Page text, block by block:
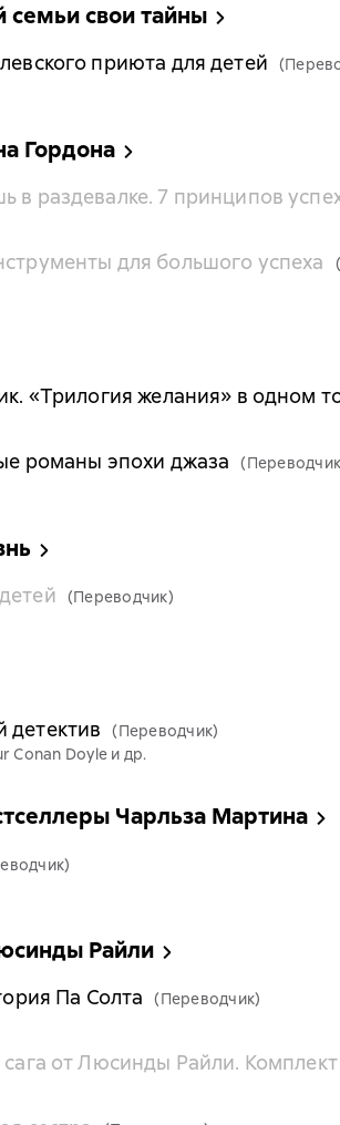
свои тайны
приюта для детей
Гордона
в раздевалке. 7 принципов
для большого успеха
«Трилогия желания» в одном
романы эпохи джаза
(Переводчик)
детектив
(Переводчик)
Conan Doyle и др.
Чарльза Мартина
Райли
Па Солта
(Переводчик)
от Люсинды Райли. Комплект